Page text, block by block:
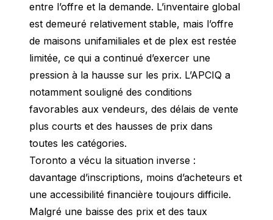
entre l’offre et la demande. L’inventaire global
est demeuré relativement stable, mais l’offre
de maisons unifamiliales et de plex est restée
limitée, ce qui a continué d’exercer une
pression à la hausse sur les prix. L’APCIQ a
notamment souligné des conditions
favorables aux vendeurs, des délais de vente
plus courts et des hausses de prix dans
toutes les catégories.
Toronto a vécu la situation inverse :
davantage d’inscriptions, moins d’acheteurs et
une accessibilité financière toujours difficile.
Malgré une baisse des prix et des taux